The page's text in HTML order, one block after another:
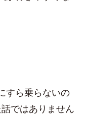
すら乗らないの
ではありません